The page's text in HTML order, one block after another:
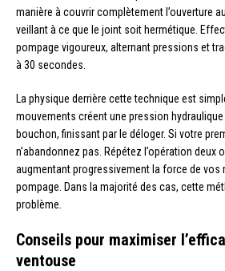
manière à couvrir complètement l’ouverture
veillant à ce que le joint soit hermétique.
pompage vigoureux, alternant pressions et
à 30 secondes.
La physique derrière cette technique est
mouvements créent une pression
bouchon, finissant par le déloger. Si votre
n’abandonnez pas. Répétez l’opération deux
augmentant progressivement la force de vos
pompage. Dans la majorité des cas, cette
problème.
Conseils pour maximiser
ventouse